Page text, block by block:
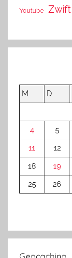
Youtube Zwift
M
D
4
5
11
12
18
19
25
26